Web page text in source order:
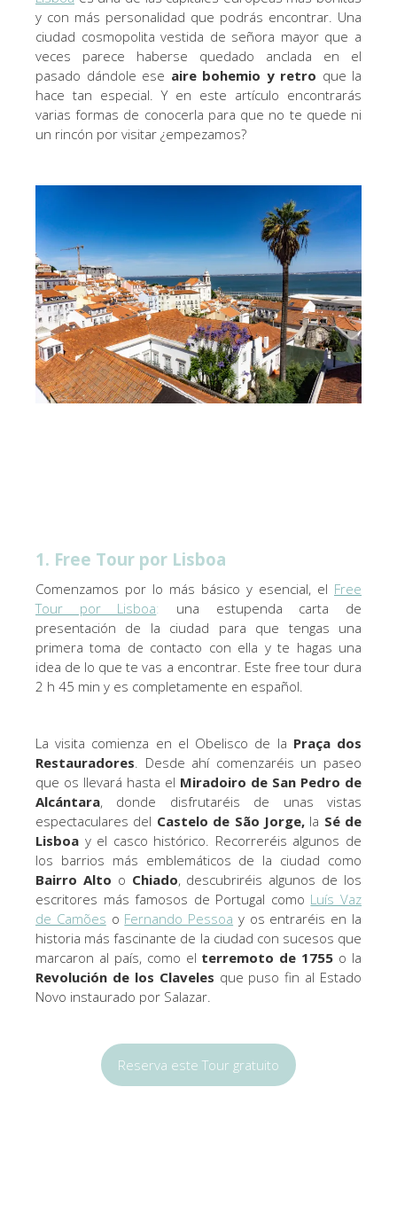
y con más personalidad que podrás encontrar. Una
ciudad cosmopolita vestida de señora mayor que a
veces parece haberse quedado anclada en el
pasado dándole ese aire bohemio y retro que la
hace tan especial. Y en este artículo encontrarás
varias formas de conocerla para que no te quede ni
un rincón por visitar ¿empezamos?
1. Free Tour por Lisboa
Comenzamos por lo más básico y esencial, el Free
Tour por Lisboa:
una estupenda carta de
presentación de la ciudad para que tengas una
primera toma de contacto con ella y te hagas una
idea de lo que te vas a encontrar. Este free tour dura
2 h 45 min y es completamente en español.
La visita comienza en el Obelisco de la Praça dos
Restauradores . Desde ahí comenzaréis un paseo
que os llevará hasta el Miradoiro de San Pedro de
Alcántara, donde disfrutaréis de unas vistas
espectaculares del Castelo de São Jorge, la Sé de
Lisboa y el casco histórico. Recorreréis algunos de
los barrios más emblemáticos de la ciudad como
Bairro Alto o Chiado, descubriréis algunos de los
escritores más famosos de Portugal como Luís Vaz
de Camões o Fernando Pessoa y os entraréis en la
historia más fascinante de la ciudad con sucesos que
marcaron al país, como el terremoto de 1755 o la
Revolución de los Claveles que puso fin al Estado
Novo instaurado por Salazar.
Reserva este Tour gratuito